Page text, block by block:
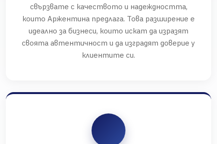
свързвате с качеството и надеждността,
които Аржентина предлага. Това разширение е
идеално за бизнеси, които искат да изразят
своята автентичност и да изградят доверие у
клиентите си.